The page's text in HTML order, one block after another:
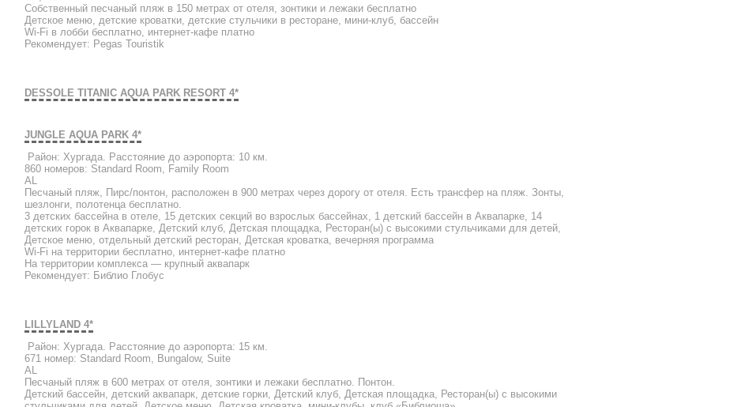
Собственный песчаный пляж в 150 метрах от отеля, зонтики и лежаки бесплатно
Детское меню, детские кроватки, детские стульчики в ресторане, мини-клуб, бассейн
Wi-Fi в лобби бесплатно, интернет-кафе платно
Рекомендует: Pegas Touristik
DESSOLE TITANIC AQUA PARK RESORT 4*
JUNGLE AQUA PARK 4*
Район: Хургада. Расстояние до аэропорта: 10 км.
860 номеров: Standard Room, Family Room
AL
Песчаный пляж, Пирс/понтон, расположен в 900 метрах через дорогу от отеля. Есть трансфер на пляж. Зонты,
шезлонги, полотенца бесплатно.
3 детских бассейна в отеле, 15 детских секций во взрослых бассейнах, 1 детский бассейн в Аквапарке, 14
детских горок в Аквапарке, Детский клуб, Детская площадка, Ресторан(ы) с высокими стульчиками для детей,
Детское меню, отдельный детский ресторан, Детская кроватка, вечерняя программа
Wi-Fi на территории бесплатно, интернет-кафе платно
На территории комплекса — крупный аквапарк
Рекомендует: Библио Глобус
LILLYLAND 4*
Район: Хургада. Расстояние до аэропорта: 15 км.
671 номер: Standard Room, Bungalow, Suite
AL
Песчаный пляж в 600 метрах от отеля, зонтики и лежаки бесплатно. Понтон.
Детский бассейн, детский аквапарк, детские горки, Детский клуб, Детская площадка, Ресторан(ы) с высокими